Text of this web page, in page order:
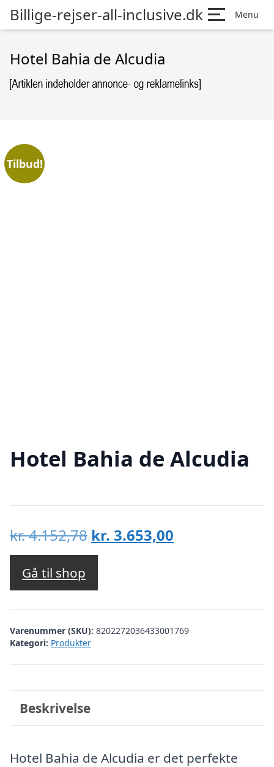
Billige-rejser-all-inclusive.dk Menu
Hotel Bahia de Alcudia
Tilbud!
Hotel Bahia de Alcudia
kr.4.152,78 Den
oprindelige
var:
kr. 4.152,78.
kr. 3.653,00
kr. 3.653,00.
Gå til shop
Varenummer (SKU): 8202272036433001769
Kategori: Produkter
Beskrivelse
Hotel Bahia de Alcudia er det perfekte